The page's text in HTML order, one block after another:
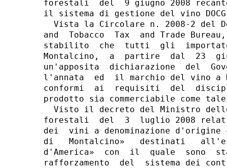
forestali  del  9 giugno 2008
il sistema di gestione del vino
Vista la Circolare n. 2008-2 del
and  Tobacco  Tax  and Trade
stabilito  che  tutti  gli
Montalcino,  a  partire  dal  23
un'apposita  dichiarazione  del
l'annata  ed  il marchio del vino a
conformi  ai  requisiti  del
prodotto sia commerciabile come
Visto il decreto del Ministro
forestali  del  3  luglio 2008
dei  vini a denominazione
di   Montalcino»   destinati
d'America»  con  il  quale  sono
rafforzamento  del  sistema dei